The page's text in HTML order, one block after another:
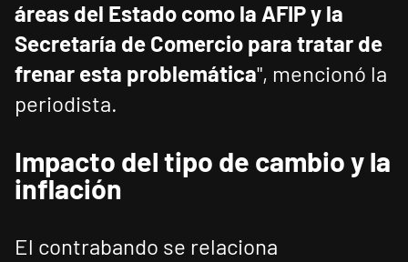
áreas del Estado como la AFIP y la
Secretaría de Comercio para tratar de
frenar esta problemática", mencionó la
periodista.
Impacto del tipo de cambio y la
inflación
El contrabando se relaciona